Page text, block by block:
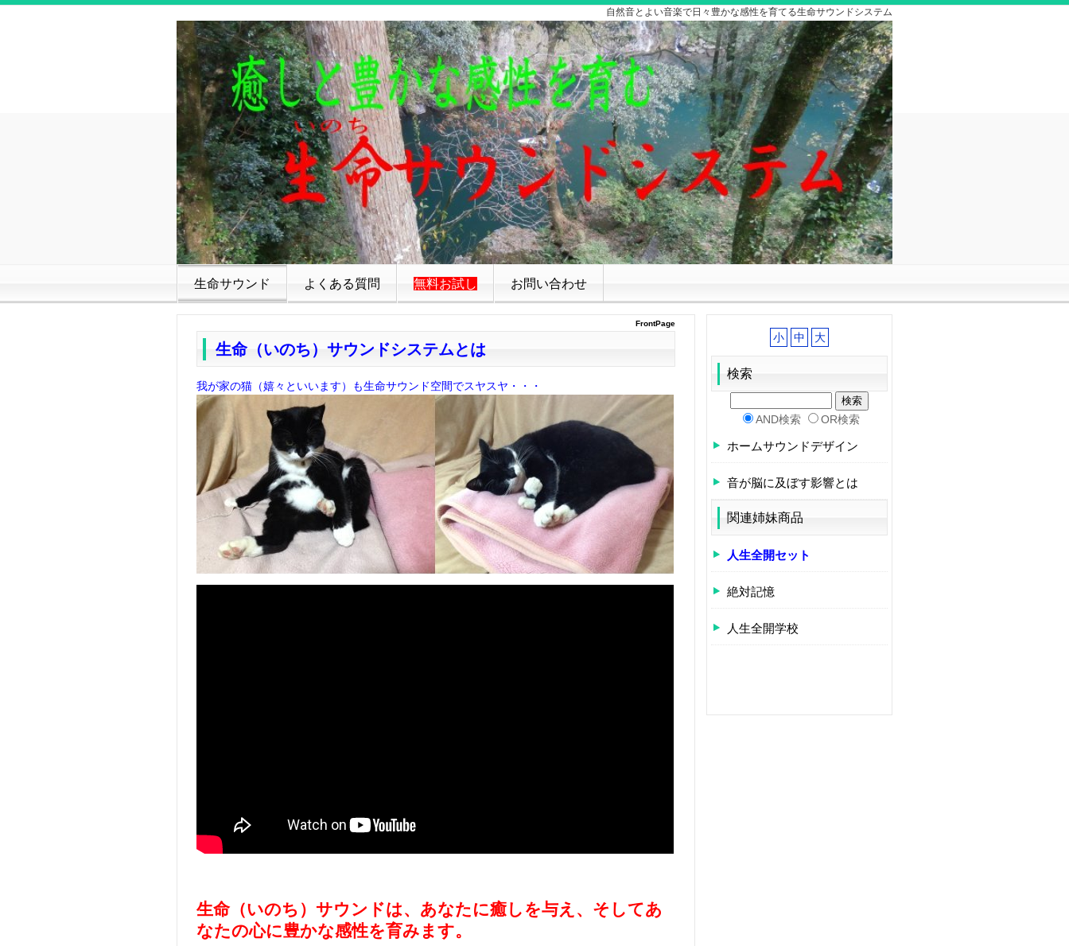
自然音とよい音楽で日々豊かな感性を育てる生命サウンドシステム
生命サウンド よくある質問 無料お試し お問い合わせ
FrontPage
生命（いのち）サウンドシステムとは
我が家の猫（嬉々といいます）も生命サウンド空間でスヤスヤ・・・
生命（いのち）サウンドは、あなたに癒しを与え、そしてあ
なたの心に豊かな感性を育みます。
小 中 大
検索
AND検索 OR検索
ホームサウンドデザイン
音が脳に及ぼす影響とは
関連姉妹商品
人生全開セット
絶対記憶
人生全開学校